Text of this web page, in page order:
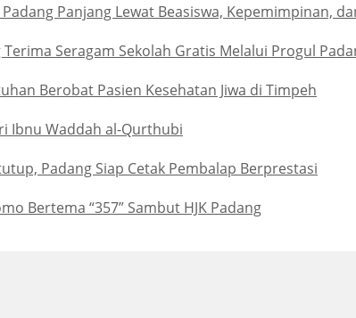
Panjang Lewat Beasiswa, Kepemimpinan,
Terima Seragam Sekolah Gratis Melalui Progul
Berobat Pasien Kesehatan Jiwa di Timpeh
Ibnu Waddah al-Qurthubi
Padang Siap Cetak Pembalap Berprestasi
Bertema “357” Sambut HJK Padang